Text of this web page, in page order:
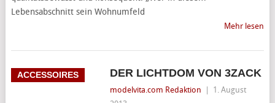
Lebensabschnitt sein Wohnumfeld
Mehr lesen
ACCESSOIRES DER LICHTDOM VON 3ZACK
modelvita.com Redaktion
1. August